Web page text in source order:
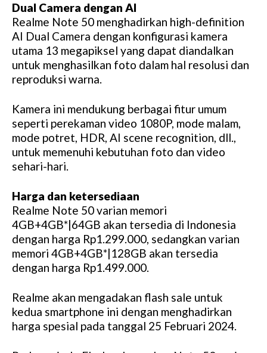
Dual Camera dengan AI
Realme Note 50 menghadirkan high-definition
AI Dual Camera dengan konfigurasi kamera
utama 13 megapiksel yang dapat diandalkan
untuk menghasilkan foto dalam hal resolusi dan
reproduksi warna.
Kamera ini mendukung berbagai fitur umum
seperti perekaman video 1080P, mode malam,
mode potret, HDR, AI scene recognition, dll.,
untuk memenuhi kebutuhan foto dan video
sehari-hari.
Harga dan ketersediaan
Realme Note 50 varian memori
4GB+4GB*|64GB akan tersedia di Indonesia
dengan harga Rp1.299.000, sedangkan varian
memori 4GB+4GB*|128GB akan tersedia
dengan harga Rp1.499.000.
Realme akan mengadakan flash sale untuk
kedua smartphone ini dengan menghadirkan
harga spesial pada tanggal 25 Februari 2024.